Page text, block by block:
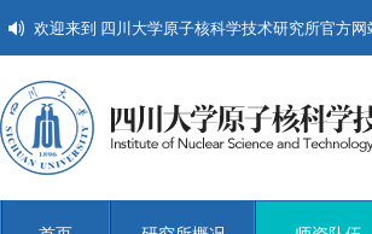
欢迎来到 四川大学原子核科学技术研究所官方网